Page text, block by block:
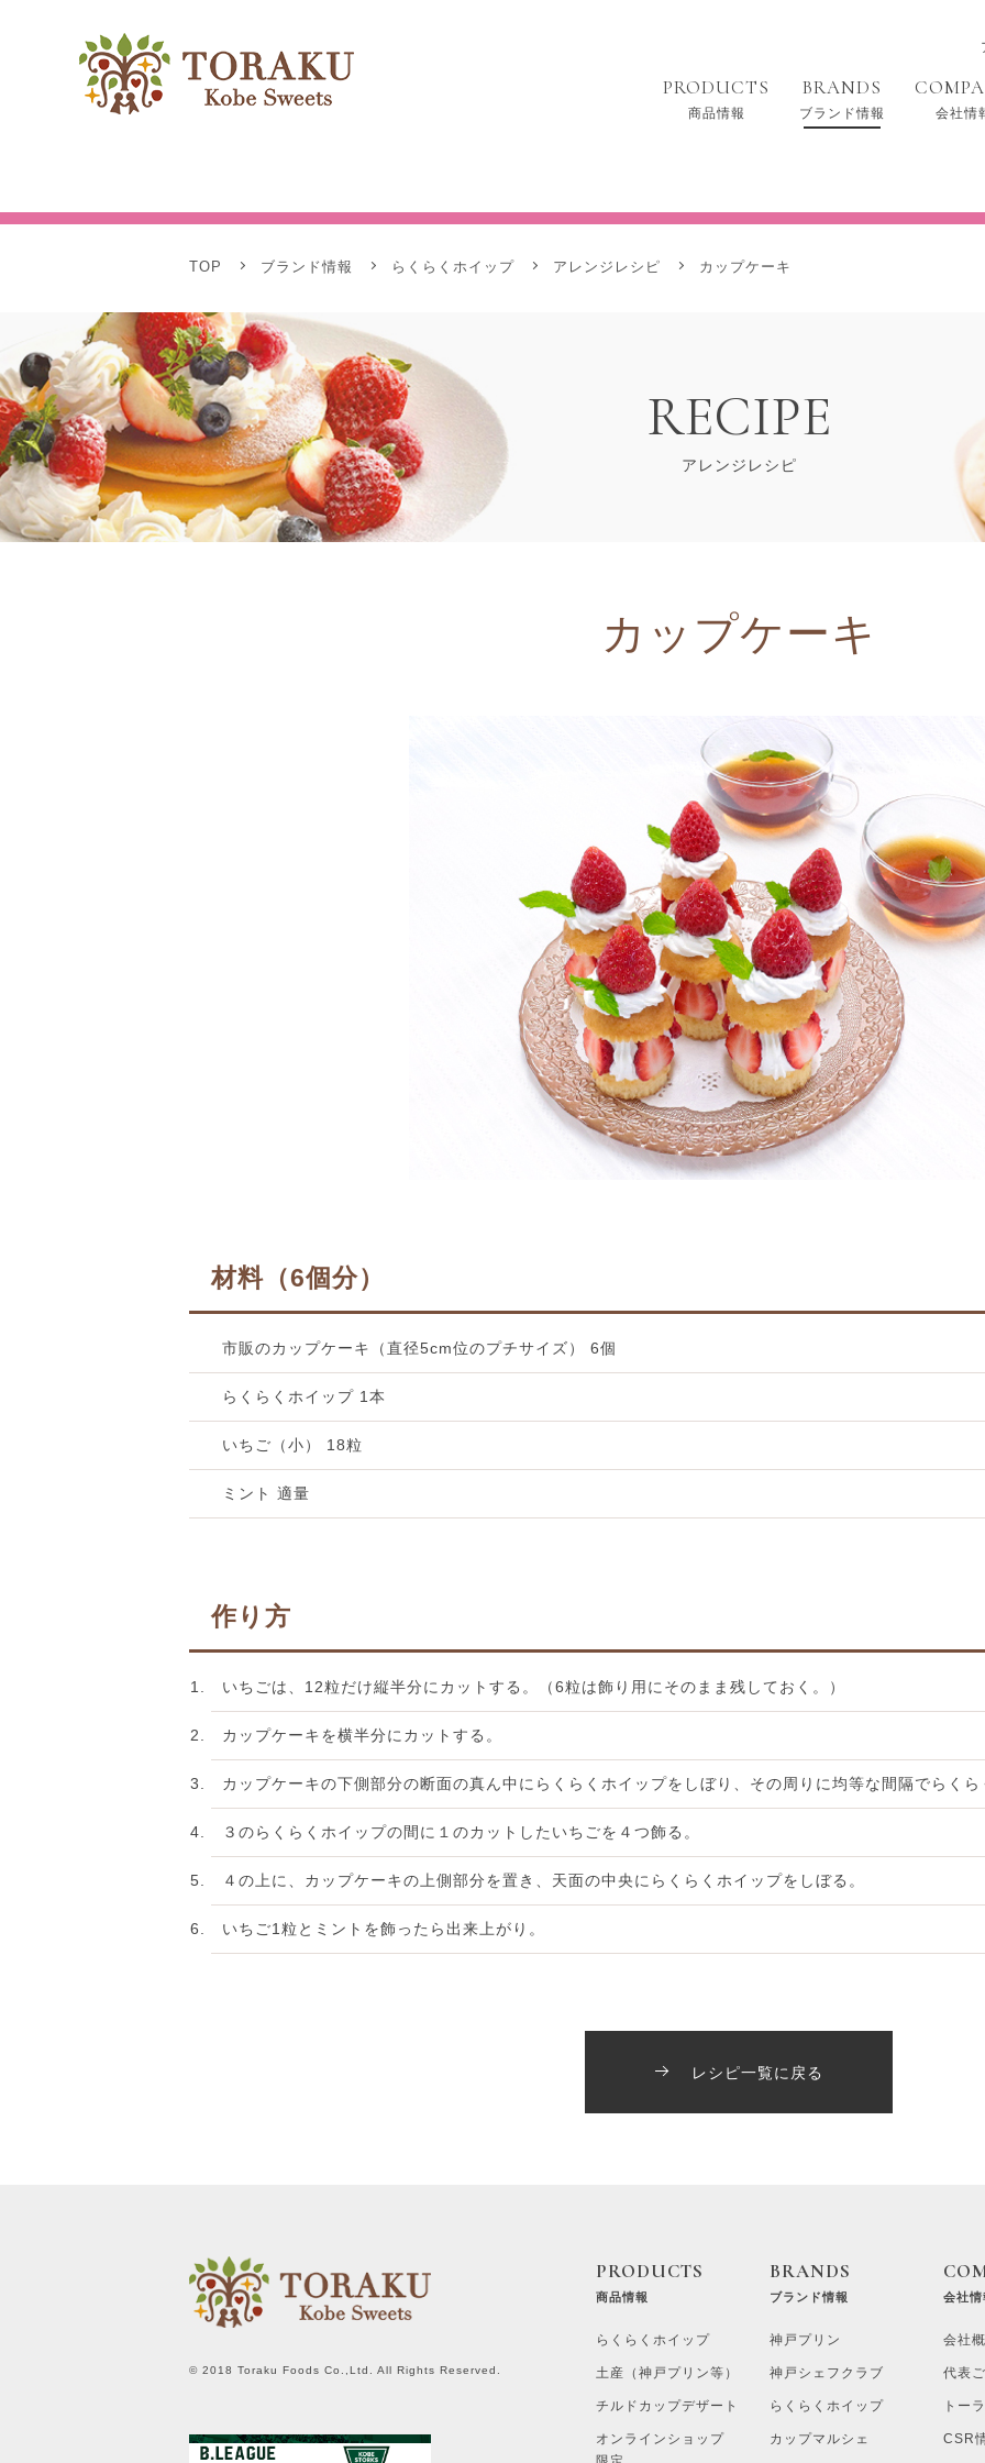
PRODUCTS
商品情報
BRANDS
ブランド情報 会社情
TOP ブランド情報 らくらくホイップ アレンジレシピ カップケーキ
RECIPE
アレンジレシピ
カップケーキ
材料（6個分）
市販のカップケーキ（直径5cm位のプチサイズ） 6個
らくらくホイップ 1本
いちご（小） 18粒
ミント 適量
作り方
いちごは、12粒だけ縦半分にカットする。（6粒は飾り用にそのまま残しておく。）
カップケーキを横半分にカットする。
カップケーキの下側部分の断面の真ん中にらくらくホイップをしぼり、その周りに均等な間隔でらくら
３のらくらくホイップの間に１のカットしたいちごを４つ飾る。
４の上に、カップケーキの上側部分を置き、天面の中央にらくらくホイップをしぼる。
いちご1粒とミントを飾ったら出来上がり。
レシピ一覧に戻る
© 2018 Toraku Foods Co.,Ltd. All Rights Reserved.
PRODUCTS
商品情報
らくらくホイップ
土産（神戸プリン等）
チルドカップデザート
オンラインショップ
BRANDS
ブランド情報
神戸プリン
神戸シェフクラブ
らくらくホイップ
カップマルシェ
会社情
会社
代表
トー
CSR